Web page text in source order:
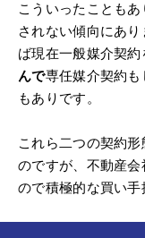
こういったことも
されない傾向にあ
ば現在一般媒介契
んで専任媒介契約
もありです。
これら二つの契約
のですが、不動産
ので積極的な買い手